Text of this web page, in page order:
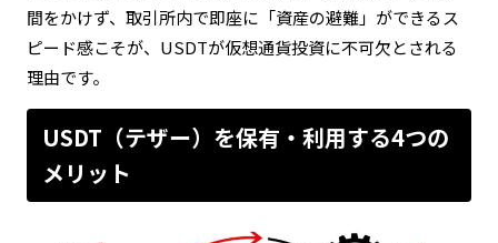
間をかけず、取引所内で即座に「資産の避難」ができるス
ピード感こそが、USDTが仮想通貨投資に不可欠とされる
理由です。
USDT（テザー）を保有・利用する4つの
メリット